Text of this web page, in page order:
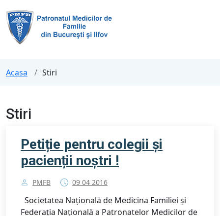
Acasa Stiri
Stiri
Petiție pentru colegii și
pacienții noștri !
PMFB 09 04 2016
Societatea Națională de Medicina Familiei și
Federația Națională a Patronatelor Medicilor de